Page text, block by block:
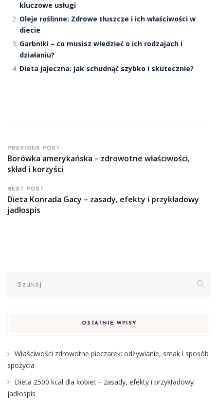
kluczowe usługi
Oleje roślinne: Zdrowe tłuszcze i ich właściwości w
diecie
Garbniki – co musisz wiedzieć o ich rodzajach i
działaniu?
Dieta jajeczna: jak schudnąć szybko i skutecznie?
PREVIOUS POST
Borówka amerykańska – zdrowotne właściwości,
skład i korzyści
NEXT POST
Dieta Konrada Gacy – zasady, efekty i przykładowy
jadłospis
OSTATNIE WPISY
Właściwości zdrowotne pieczarek: odżywianie, smak i sposób
spożycia
Dieta 2500 kcal dla kobiet – zasady, efekty i przykładowy
jadłospis